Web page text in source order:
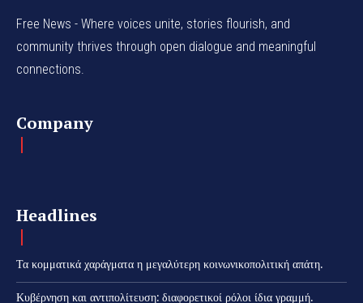
Free News - Where voices unite, stories flourish, and
community thrives through open dialogue and meaningful
connections.
Company
Headlines
Τα κομματικά χαράγματα η μεγαλύτερη κοινωνικοπολιτική απάτη.
Κυβέρνηση και αντιπολίτευση: διαφορετικοί ρόλοι ίδια γραμμή.